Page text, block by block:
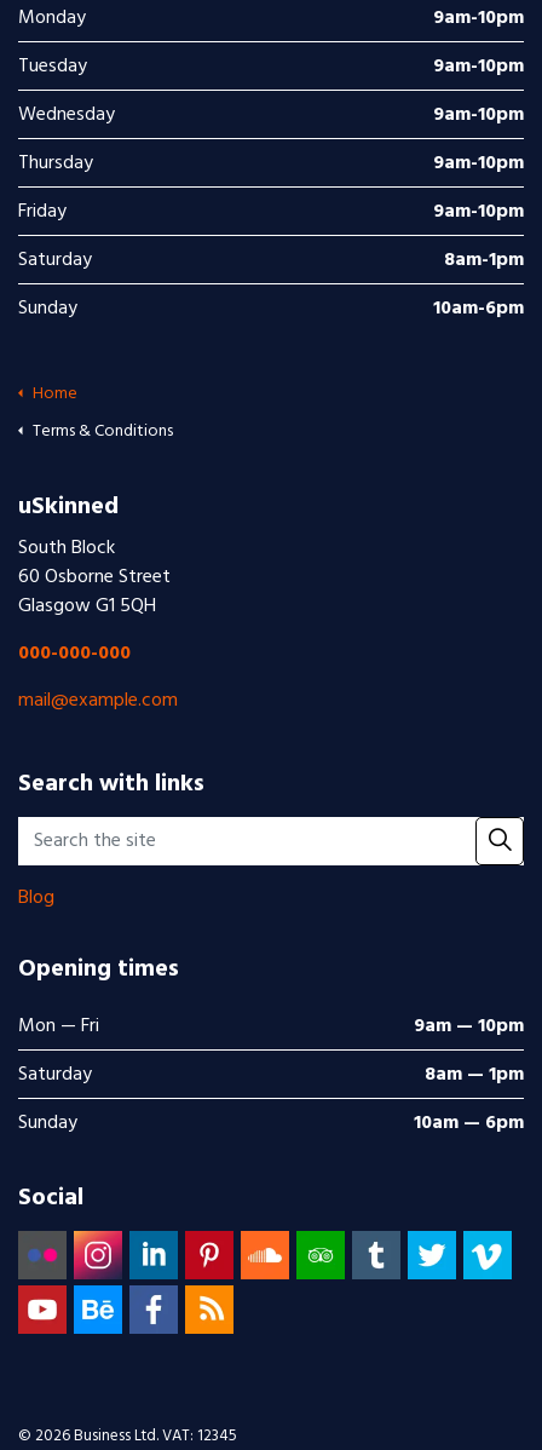
Monday
9am-10pm
Tuesday
9am-10pm
Wednesday
9am-10pm
Thursday
9am-10pm
Friday
9am-10pm
Saturday
8am-1pm
Sunday
10am-6pm
Home
Terms & Conditions
uSkinned
South Block
60 Osborne Street
Glasgow G1 5QH
000-000-000
mail@example.com
Search with links
Blog
Opening times
Mon — Fri
9am — 10pm
Saturday
8am — 1pm
Sunday
10am — 6pm
Social
© 2026 Business Ltd. VAT: 12345